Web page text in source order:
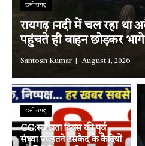
छत्तीसगढ़
रायगढ़।नदी में चल रहा था
पहुंचते ही वाहन छोड़कर
Santosh Kumar August 1, 2026
छत्तीसगढ़
CG:स्वतंत्रता दिवस की पूर्व
संध्या पर इतने उम्रकैद के कैदियों